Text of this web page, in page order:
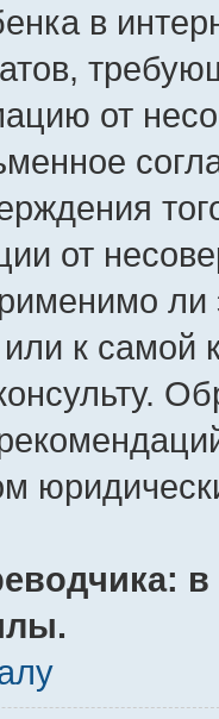
в
от
от
ли
к самой